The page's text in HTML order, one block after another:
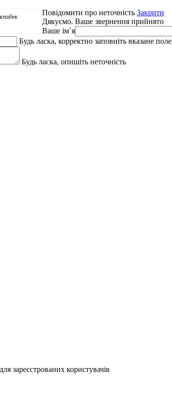
Повідомити про неточність Закрити
Дякуємо. Ваше звернення прийнято
Ваше ім`я
Будь ласка, корректно заповніть вказане поле
Будь ласка, опишіть неточність
зареєстрованих користувачів